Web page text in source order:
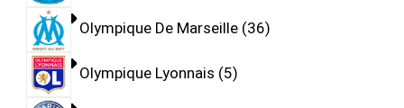
Olympique De Marseille 36
Olympique Lyonnais 5